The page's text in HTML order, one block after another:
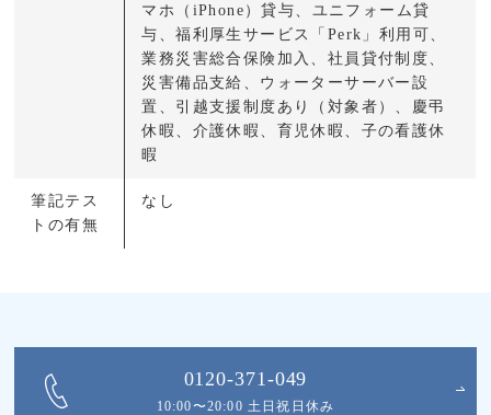
マホ（iPhone）貸与、ユニフォーム貸
与、福利厚生サービス「Perk」利用可、
業務災害総合保険加入、社員貸付制度、
災害備品支給、ウォーターサーバー設
置、引越支援制度あり（対象者）、慶弔
休暇、介護休暇、育児休暇、子の看護休
暇
筆記テス
トの有無
なし
0120-371-049
10:00〜20:00 土日祝日休み